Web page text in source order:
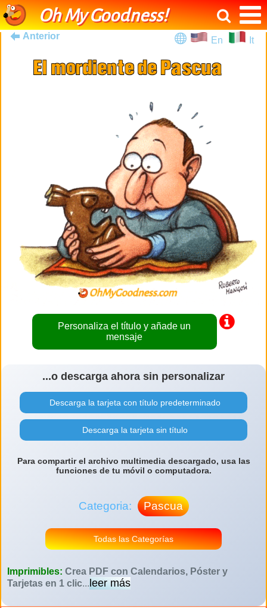
Oh My Goodness!
Anterior En It
Personaliza el título y añade un
mensaje
...o descarga ahora sin personalizar
Descarga la tarjeta con título predeterminado
Descarga la tarjeta sin título
Para compartir el archivo multimedia descargado, usa las
funciones de tu móvil o computadora.
Categoria: Pascua
Todas las Categorías
Imprimibles: Crea PDF con Calendarios, Póster y
Tarjetas en 1 clic...leer más